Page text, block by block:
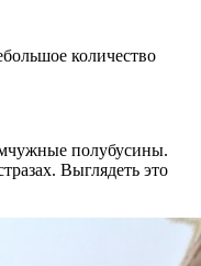
количество
полубусины.
Выглядеть это